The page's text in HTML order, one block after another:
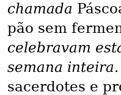
chamada
pão sem
celebravam
semana inteira.
sacerdotes e